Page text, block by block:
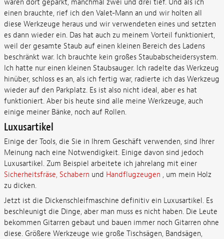
waren dort geparkt, manchmal zwei und drei tief. Und als ich
einen brauchte, rief ich den Valet-Mann an und wir holten all
diese Werkzeuge heraus und wir verwendeten eines und setzten
es dann wieder ein. Das hat auch zu meinem Vorteil funktioniert,
weil der gesamte Staub auf einen kleinen Bereich des Ladens
beschränkt war. Ich brauchte kein großes Staubabscheidersystem.
Ich hatte nur einen kleinen Staubsauger. Ich radelte das Werkzeug
hinüber, schloss es an, als ich fertig war, radierte ich das Werkzeug
wieder auf den Parkplatz. Es ist also nicht ideal, aber es hat
funktioniert. Aber bis heute sind alle meine Werkzeuge, auch
einige meiner Bänke, noch auf Rollen.
Luxusartikel
Einige der Tools, die Sie in Ihrem Geschäft verwenden, sind Ihrer
Meinung nach eine Notwendigkeit. Einige davon sind jedoch
Luxusartikel. Zum Beispiel arbeitete ich jahrelang mit einer
Sicherheitsfräse, Schabern und Handflugzeugen , um mein Holz
zu dicken.
Jetzt ist die Dickenschleifmaschine definitiv ein Luxusartikel. Es
beschleunigt die Dinge, aber man muss es nicht haben. Die Leute
bekommen Gitarren gebaut und bauen immer noch Gitarren ohne
diese. Größere Werkzeuge wie große Tischsägen, Bandsägen,